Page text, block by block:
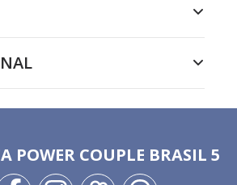
POWER COUPLE BRASIL 5